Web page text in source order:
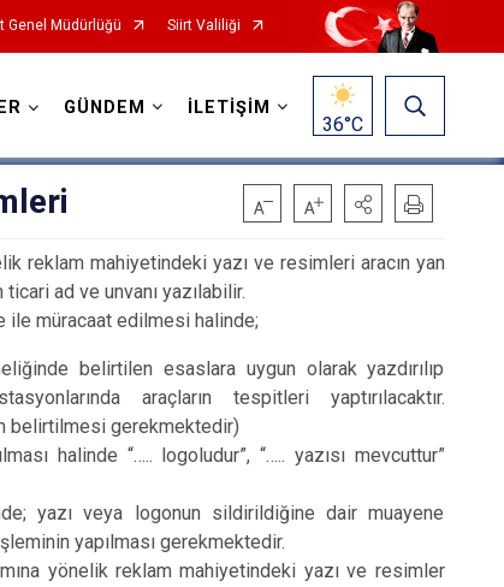
Genel Müdürlüğü Siirt Valiliği
GÜNDEM İLETİŞİM
36°C
reklam mahiyetindeki yazı ve resimleri aracın yan
ad ve unvanı yazılabilir.
ile müracaat edilmesi halinde;
belirtilen esaslara uygun olarak yazdırılıp
araçların tespitleri yaptırılacaktır.
belirtilmesi gerekmektedir)
halinde “….. logoludur”, “….. yazısı mevcuttur”
yazı veya logonun sildirildiğine dair muayene
yapılması gerekmektedir.
yönelik reklam mahiyetindeki yazı ve resimler